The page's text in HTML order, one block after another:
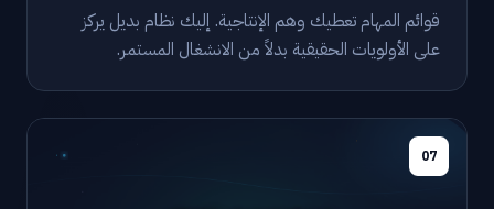
قوائم المهام تعطيك وهم الإنتاجية. إليك نظام بديل يركز
على الأولويات الحقيقية بدلاً من الانشغال المستمر.
07